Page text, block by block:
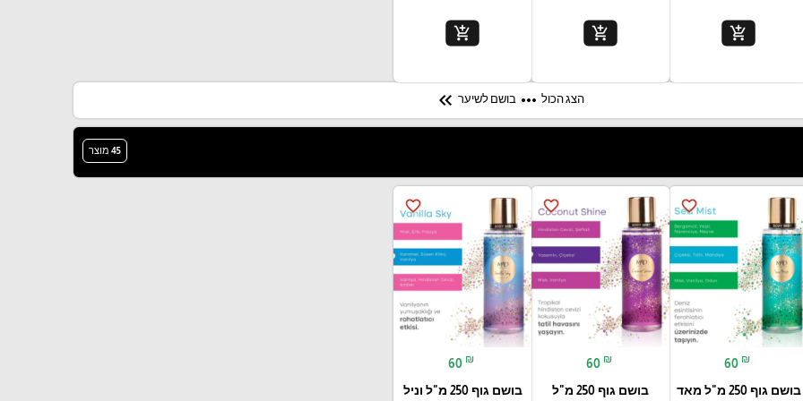
add_shopping_cart
add_shopping_cart
add_shopping_cart
הצג הכול more_horiz בושם לשיער keyboard_double_arrow_left
45 מוצר
favorite_border
60 ₪
בושם גוף 250 מ"ל מאד
favorite_border
60 ₪
בושם גוף 250 מ"ל
favorite_border
60 ₪
בושם גוף 250 מ"ל וניל